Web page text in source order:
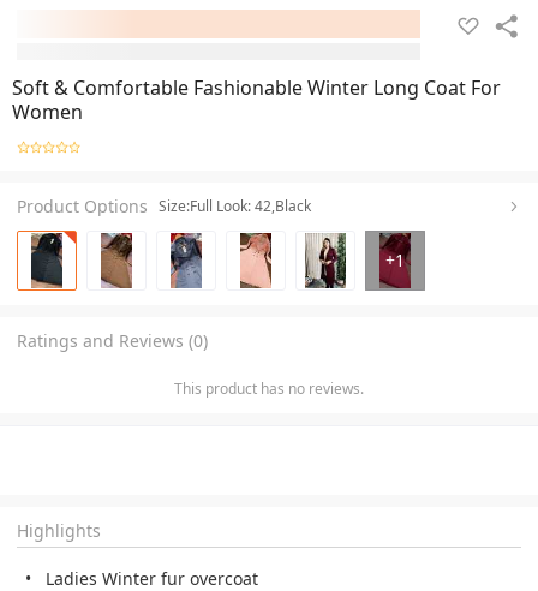
Soft & Comfortable Fashionable Winter Long Coat For
Women
Product Options Size:Full Look: 42,Black
+1
Ratings and Reviews (0)
This product has no reviews.
Highlights
Ladies Winter fur overcoat